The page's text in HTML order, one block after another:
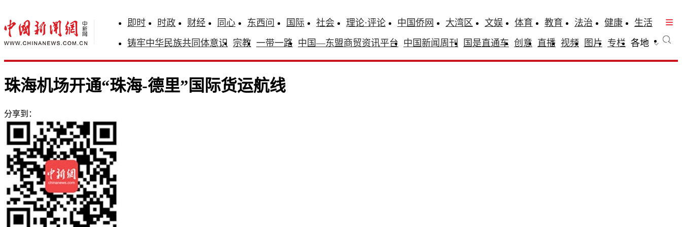
即时 时政 财经 同心 东西问 国际 社会 理论·评论 中国侨网 大湾区 文娱 体育 教育 法治 健康
生活
铸牢中华民族共同体意识 宗教 一带一路 中国—东盟商贸资讯平台 中国新闻周刊 国是直通车 创意 直播 视频 图片 专栏 各地
珠海机场开通“珠海-德里”国际货运航线
分享到：